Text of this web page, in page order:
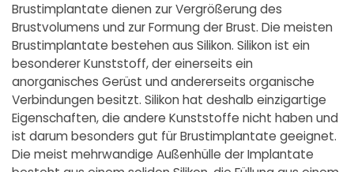
Brustimplantate dienen zur Vergrößerung des
Brustvolumens und zur Formung der Brust. Die meisten
Brustimplantate bestehen aus Silikon. Silikon ist ein
besonderer Kunststoff, der einerseits ein
anorganisches Gerüst und andererseits organische
Verbindungen besitzt. Silikon hat deshalb einzigartige
Eigenschaften, die andere Kunststoffe nicht haben und
ist darum besonders gut für Brustimplantate geeignet.
Die meist mehrwandige Außenhülle der Implantate